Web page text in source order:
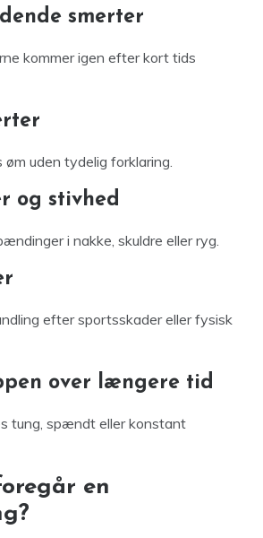
smerter
kommer igen efter kort tids
uden tydelig forklaring.
og stivhed
i nakke, skuldre eller ryg.
efter sportsskader eller fysisk
over længere tid
tung, spændt eller konstant
en